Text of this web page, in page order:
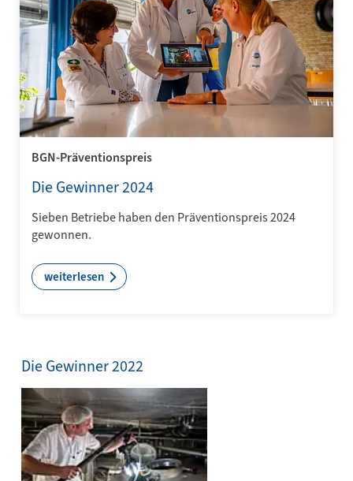
BGN-Präventionspreis
Die Gewinner 2024
Sieben Betriebe haben den Präventionspreis 2024
gewonnen.
weiterlesen
Die Gewinner 2022